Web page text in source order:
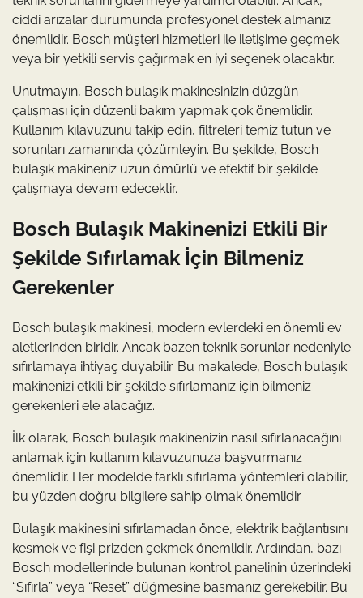
ciddi arızalar durumunda profesyonel destek almanız
önemlidir. Bosch müşteri hizmetleri ile iletişime geçmek
veya bir yetkili servis çağırmak en iyi seçenek olacaktır.
Unutmayın, Bosch bulaşık makinesinizin düzgün
çalışması için düzenli bakım yapmak çok önemlidir.
Kullanım kılavuzunu takip edin, filtreleri temiz tutun ve
sorunları zamanında çözümleyin. Bu şekilde, Bosch
bulaşık makineniz uzun ömürlü ve efektif bir şekilde
çalışmaya devam edecektir.
Bosch Bulaşık Makinenizi Etkili Bir
Şekilde Sıfırlamak İçin Bilmeniz
Gerekenler
Bosch bulaşık makinesi, modern evlerdeki en önemli ev
aletlerinden biridir. Ancak bazen teknik sorunlar nedeniyle
sıfırlamaya ihtiyaç duyabilir. Bu makalede, Bosch bulaşık
makinenizi etkili bir şekilde sıfırlamanız için bilmeniz
gerekenleri ele alacağız.
İlk olarak, Bosch bulaşık makinenizin nasıl sıfırlanacağını
anlamak için kullanım kılavuzunuza başvurmanız
önemlidir. Her modelde farklı sıfırlama yöntemleri olabilir,
bu yüzden doğru bilgilere sahip olmak önemlidir.
Bulaşık makinesini sıfırlamadan önce, elektrik bağlantısını
kesmek ve fişi prizden çekmek önemlidir. Ardından, bazı
Bosch modellerinde bulunan kontrol panelinin üzerindeki
“Sıfırla” veya “Reset” düğmesine basmanız gerekebilir. Bu